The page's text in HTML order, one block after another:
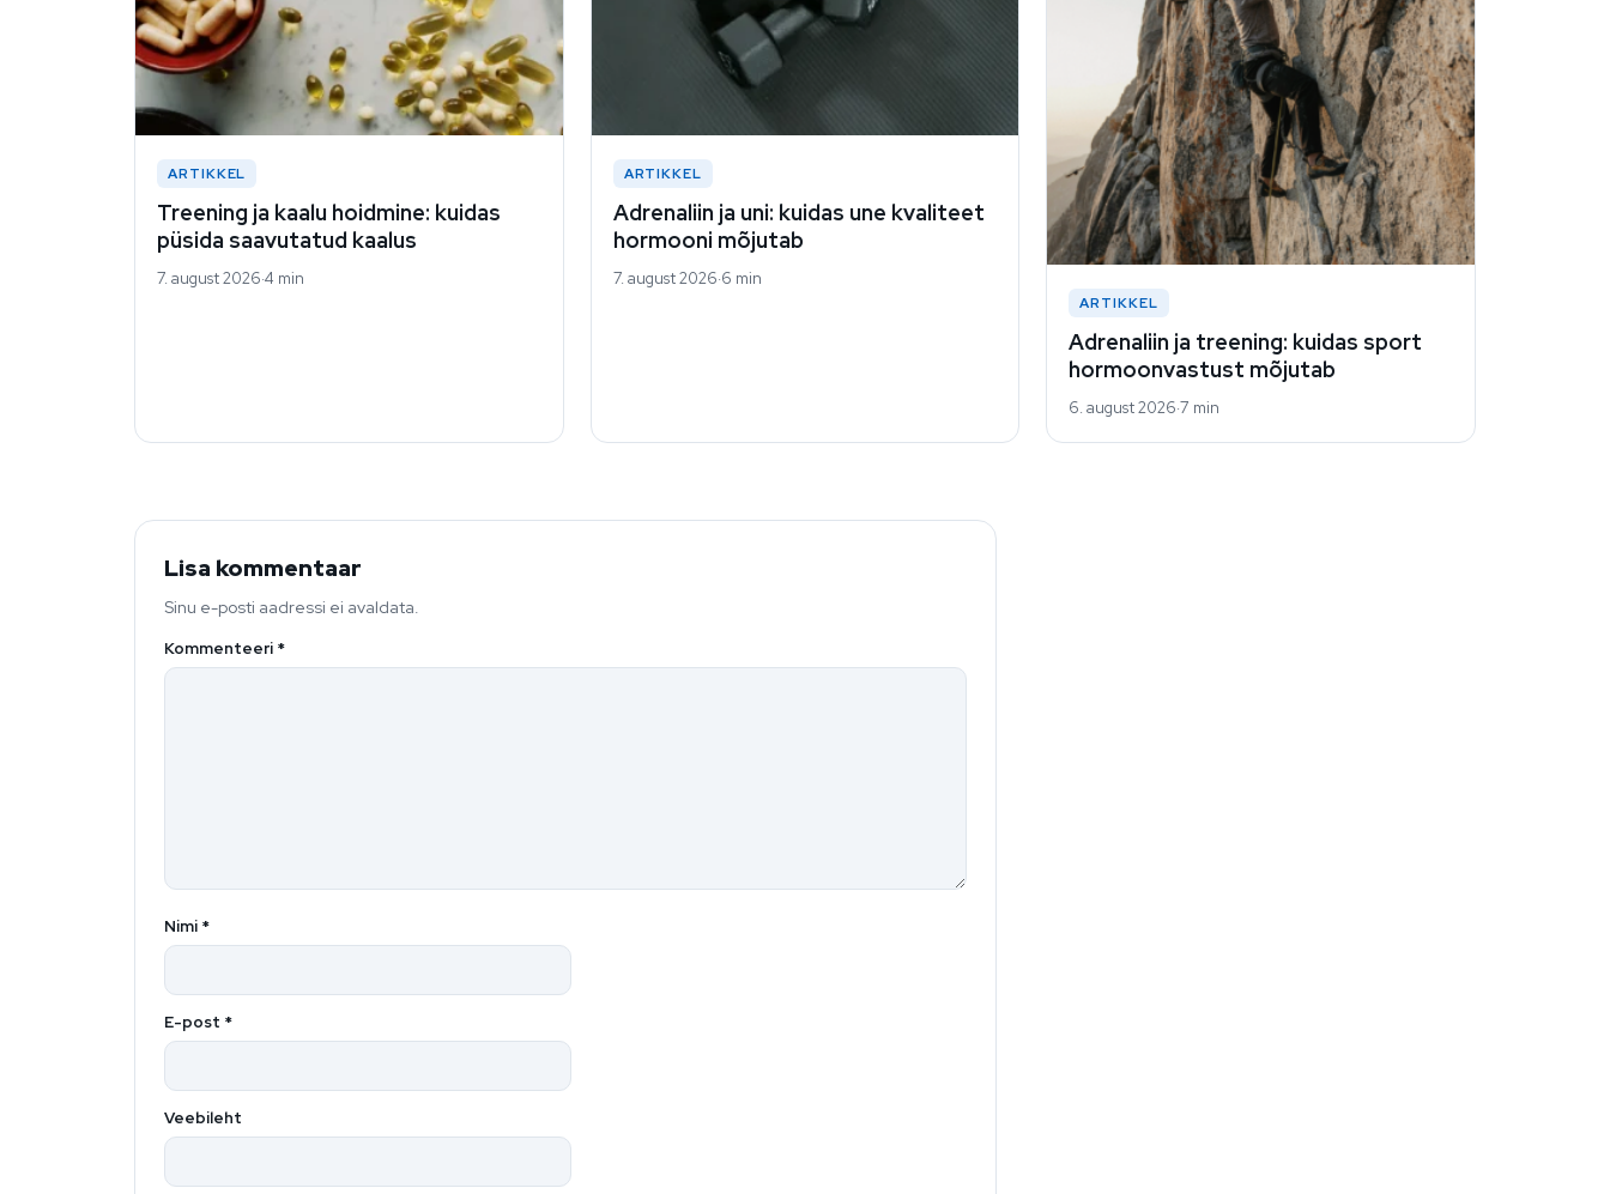
ARTIKKEL
Treening ja kaalu hoidmine: kuidas
püsida saavutatud kaalus
7. august 2026 4 min
ARTIKKEL
Adrenaliin ja uni: kuidas une kvaliteet
hormooni mõjutab
7. august 2026 6 min
ARTIKKEL
Adrenaliin ja treening: kuidas sport
hormoonvastust mõjutab
6. august 2026 7 min
Lisa kommentaar
Sinu e-posti aadressi ei avaldata.
Kommenteeri *
Nimi *
E-post *
Veebileht